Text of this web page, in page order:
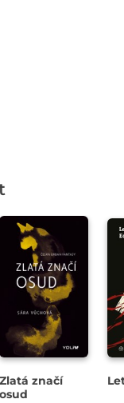
Zlatá značí
osud